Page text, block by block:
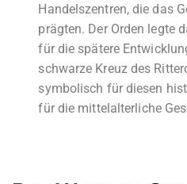
Handelszentren, die das
prägten. Der Orden legte
für die spätere
schwarze Kreuz des
symbolisch für diesen
für die mittelalterliche